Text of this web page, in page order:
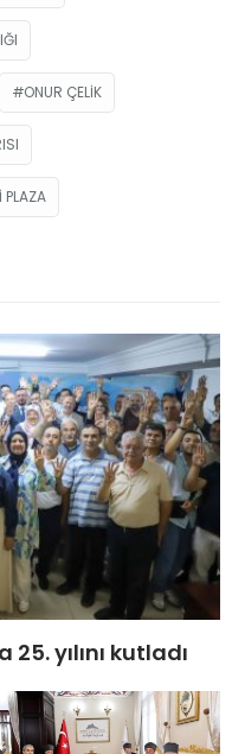
ONUR ÇELIK
PLAZA
yılını kutladı